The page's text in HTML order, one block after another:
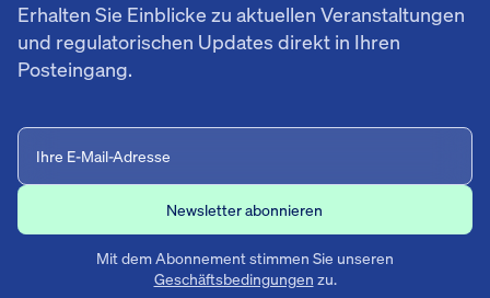
Erhalten Sie Einblicke zu aktuellen Veranstaltungen
und regulatorischen Updates direkt in Ihren
Posteingang.
Mit dem Abonnement stimmen Sie unseren
Geschäftsbedingungen zu.